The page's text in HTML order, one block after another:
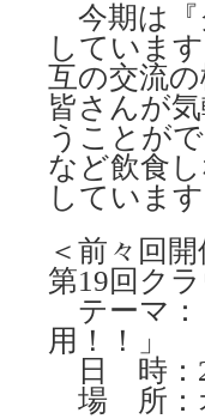
今期は『
していま
互の交流
皆さんが
うことが
など飲食
しています
＜前々回開
第19回ク
テーマ：
用！！」
日 時：
場 所：